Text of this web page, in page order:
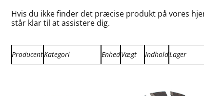
Hvis du ikke finder det præcise produkt på vores
står klar til at assistere dig.
ProducentKategori
EnhedVægt
IndholdLager